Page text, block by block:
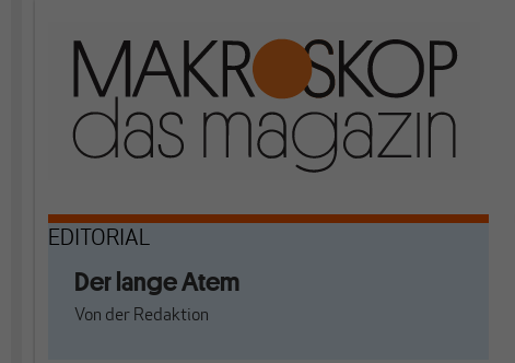
EDITORIAL
Der lange Atem
Von der Redaktion